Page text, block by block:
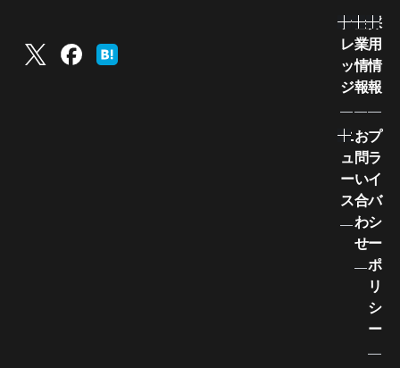
ナ
レ
ッ
ジ
企
業
情
報
採
用
情
報
ニ
ュ
ー
ス
お
問
い
合
わ
せ
プ
ラ
イ
バ
シ
ー
ポ
リ
シ
ー